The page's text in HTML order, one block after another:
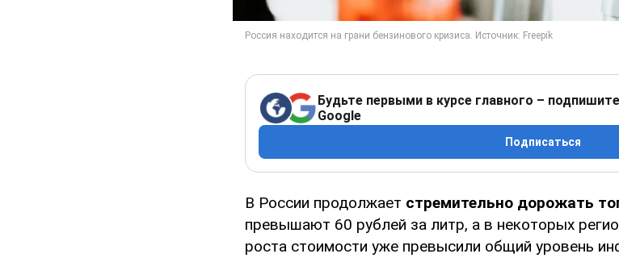
Будьте первыми в курсе главного –
Google
Подписаться
В России продолжает стремительно дорожать
превышают 60 рублей за литр, а в некоторых
роста стоимости уже превысили общий уровень